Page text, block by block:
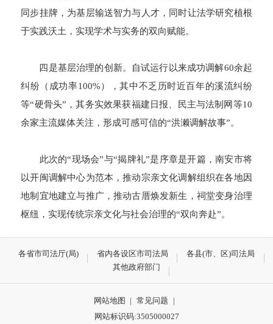
同步挂牌，为基层输送智力与人才，同时让法学研究植根
于实践沃土，实现学术与实务的双向赋能。
四是基层治理的创新。自试运行以来成功调解60余起
纠纷（成功率100%），其中不乏历时近百年的溪流纠纷
等“硬骨头”，其务实效果获福建日报、民主与法制网等10
余家主流媒体关注，形成可感可信的“洪濑调解故事”。
此次的“现场会”与“揭牌礼”是序章是开篇，南安市将
以开闽调解中心为范本，推动宗亲文化调解组织在各地因
地制宜地建立与推广，推动古厝焕发新生，祠堂变身治理
枢纽，实现传统宗亲文化与社会治理的“双向奔赴”。
各省市司法厅(局) 省内各设区市司法局
各县(市、区)司法局
其他政府部门
网站地图 | 常见问题
|
网站标识码:3505000027